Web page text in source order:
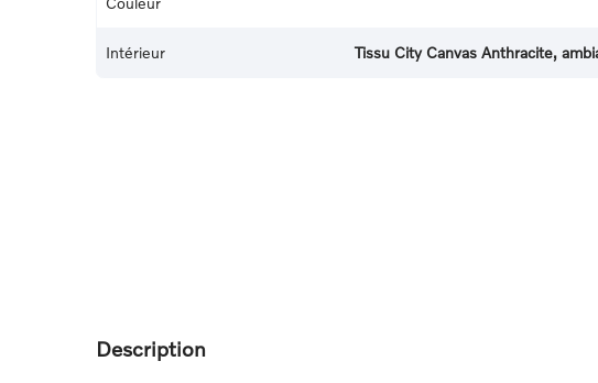
Intérieur Tissu City Canvas Anthracite,
Description